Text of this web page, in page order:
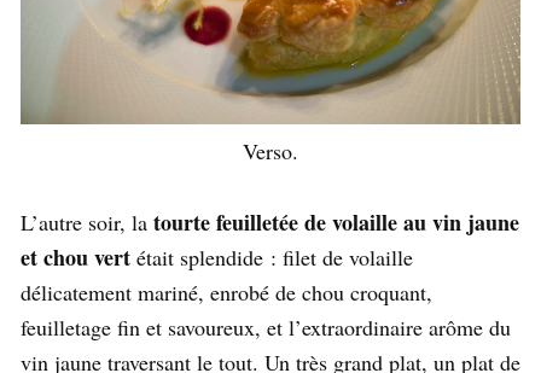
Verso.
L’autre soir, la tourte feuilletée de volaille au vin jaune
et chou vert était splendide : filet de volaille
délicatement mariné, enrobé de chou croquant,
feuilletage fin et savoureux, et l’extraordinaire arôme du
vin jaune traversant le tout. Un très grand plat, un plat de